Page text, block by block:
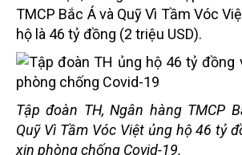
TMCP Bắc Á và Quỹ Vì Tầm Vóc
hộ là 46 tỷ đồng (2 triệu USD).
Tập đoàn TH, Ngân hàng TMCP
Quỹ Vì Tầm Vóc Việt ủng hộ 46 tỷ
xin phòng chống Covid-19.